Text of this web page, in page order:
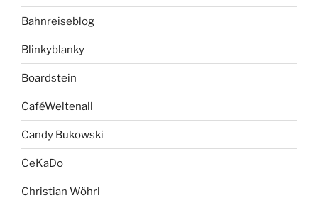
Bahnreiseblog
Blinkyblanky
Boardstein
CaféWeltenall
Candy Bukowski
CeKaDo
Christian Wöhrl